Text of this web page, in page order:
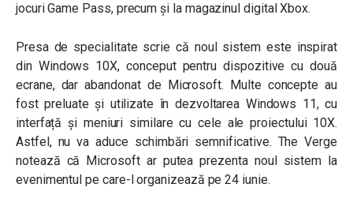
jocuri Game Pass, precum și la magazinul digital Xbox.
Presa de specialitate scrie că noul sistem este inspirat
din Windows 10X, conceput pentru dispozitive cu două
ecrane, dar abandonat de Microsoft. Multe concepte au
fost preluate și utilizate în dezvoltarea Windows 11, cu
interfață și meniuri similare cu cele ale proiectului 10X.
Astfel, nu va aduce schimbări semnificative. The Verge
notează că Microsoft ar putea prezenta noul sistem la
evenimentul pe care-l organizează pe 24 iunie.